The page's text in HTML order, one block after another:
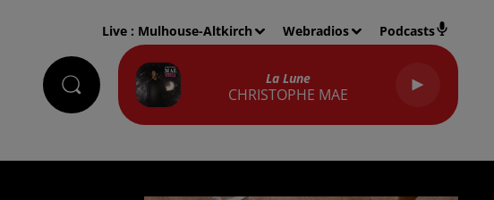
Live : Mulhouse-Altkirch Webradios Podcasts
La Lune
CHRISTOPHE MAE